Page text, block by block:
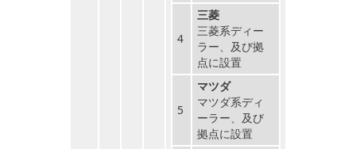
4
三菱
三菱系ディー
ラー、及び拠
点に設置
5
マツダ
マツダ系ディ
ーラー、及び
拠点に設置